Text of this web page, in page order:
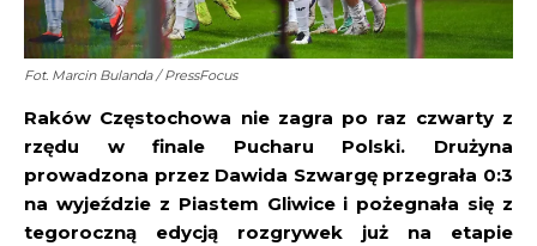
Fot. Marcin Bulanda / PressFocus
Raków Częstochowa nie zagra po raz czwarty z
rzędu w finale Pucharu Polski. Drużyna
prowadzona przez Dawida Szwargę przegrała 0:3
na wyjeździe z Piastem Gliwice i pożegnała się z
tegoroczną edycją rozgrywek już na etapie